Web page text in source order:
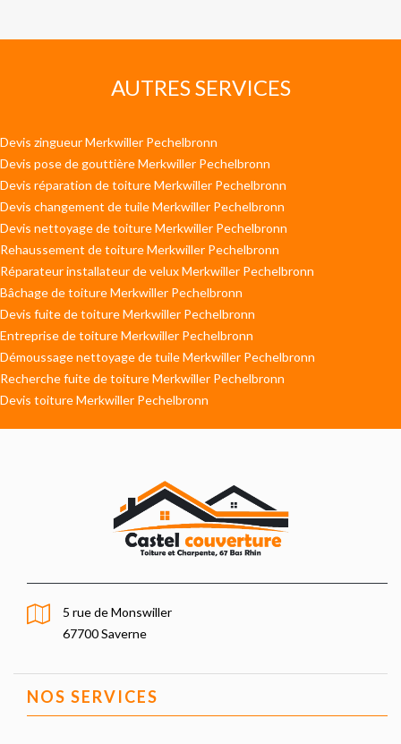
AUTRES SERVICES
Devis zingueur Merkwiller Pechelbronn
Devis pose de gouttière Merkwiller Pechelbronn
Devis réparation de toiture Merkwiller Pechelbronn
Devis changement de tuile Merkwiller Pechelbronn
Devis nettoyage de toiture Merkwiller Pechelbronn
Rehaussement de toiture Merkwiller Pechelbronn
Réparateur installateur de velux Merkwiller Pechelbronn
Bâchage de toiture Merkwiller Pechelbronn
Devis fuite de toiture Merkwiller Pechelbronn
Entreprise de toiture Merkwiller Pechelbronn
Démoussage nettoyage de tuile Merkwiller Pechelbronn
Recherche fuite de toiture Merkwiller Pechelbronn
Devis toiture Merkwiller Pechelbronn
5 rue de Monswiller
67700 Saverne
NOS SERVICES